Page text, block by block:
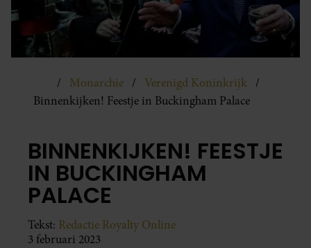
Monarchie
Verenigd Koninkrijk
Binnenkijken! Feestje in Buckingham Palace
BINNENKIJKEN! FEESTJE
IN BUCKINGHAM
PALACE
Tekst: Redactie Royalty Online
3 februari 2023